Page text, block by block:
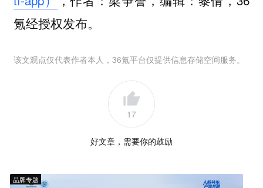
氪经授权发布。
该文观点仅代表作者本人，36氪平台仅提供信息存储空间服务。
17
好文章，需要你的鼓励
品牌专题